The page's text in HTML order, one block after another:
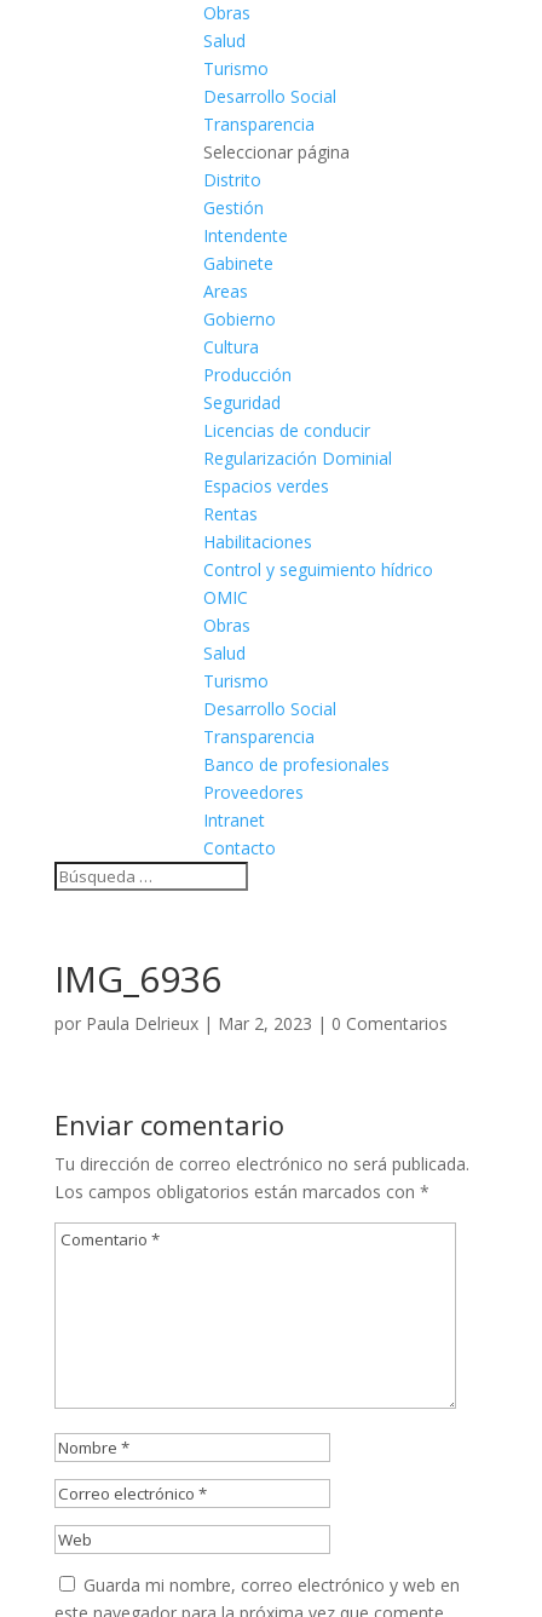
Obras
Salud
Turismo
Desarrollo Social
Transparencia
Seleccionar página
Distrito
Gestión
Intendente
Gabinete
Areas
Gobierno
Cultura
Producción
Seguridad
Licencias de conducir
Regularización Dominial
Espacios verdes
Rentas
Habilitaciones
Control y seguimiento hídrico
OMIC
Obras
Salud
Turismo
Desarrollo Social
Transparencia
Banco de profesionales
Proveedores
Intranet
Contacto
IMG_6936
por Paula Delrieux| Mar 2, 2023 | 0 Comentarios
Enviar comentario
Tu dirección de correo electrónico no será publicada.
Los campos obligatorios están marcados con *
Guarda mi nombre, correo electrónico y web en